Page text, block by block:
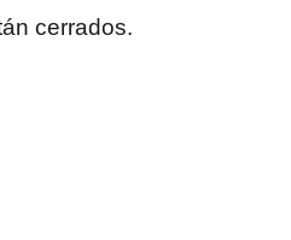
cerrados.